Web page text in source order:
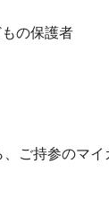
の保護者
ご持参のマ